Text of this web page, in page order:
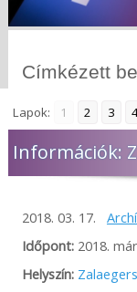
Címkézett
Lapok: 1 2 3
Információk:
2018. 03. 17.
Időpont:2018.
Helyszín: